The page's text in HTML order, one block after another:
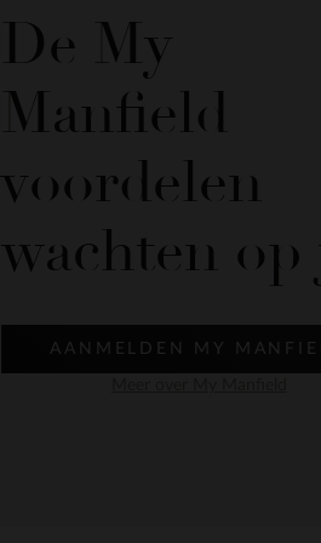
De My
Manfield
voordelen
wachten op
AANMELDEN MY